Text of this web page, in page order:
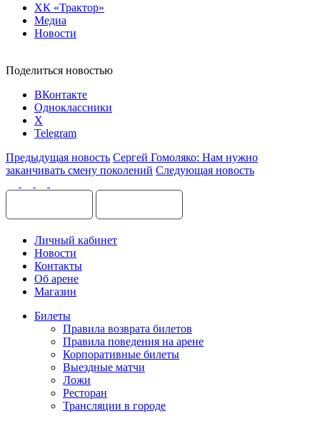
ХК «Трактор»
Медиа
Новости
Поделиться новостью
ВКонтакте
Одноклассники
X
Telegram
Предыдущая новость Сергей Гомоляко: Нам нужно
заканчивать смену поколений Следующая новость
Личный кабинет
Новости
Контакты
Об арене
Магазин
Билеты
Правила возврата билетов
Правила поведения на арене
Корпоративные билеты
Выездные матчи
Ложи
Ресторан
Трансляции в городе